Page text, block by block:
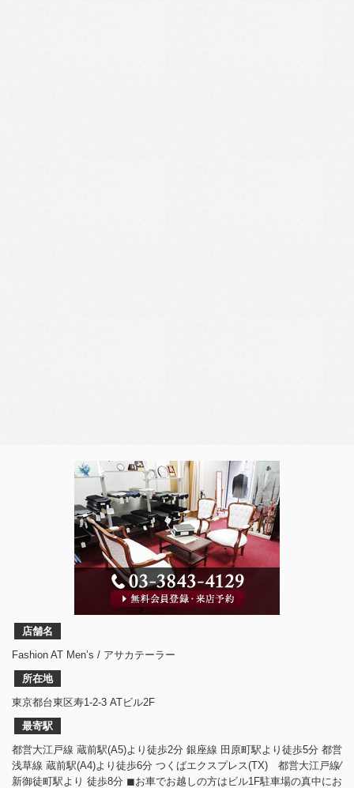
店舗名
Fashion AT Men’s / アサカテーラー
所在地
東京都台東区寿1-2-3 ATビル2F
最寄駅
都営大江戸線 蔵前駅(A5)より徒歩2分 銀座線 田原町駅より徒歩5分 都営
浅草線 蔵前駅(A4)より徒歩6分 つくばエクスプレス(TX) 都営大江戸線⁄
新御徒町駅より 徒歩8分 ◼︎お車でお越しの方はビル1F駐車場の真中にお